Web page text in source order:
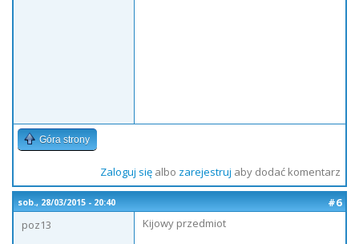
Góra strony
Zaloguj sięalbo zarejestruj aby dodać komentarz
sob., 28/03/2015 - 20:40
#6
poz13
Kijowy przedmiot